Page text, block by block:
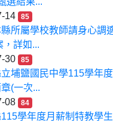
14
85
所屬學校教師請身心調
，詳如...
30
85
埔鹽國民中學115學年
(一次...
08
84
學年度月薪制特教學